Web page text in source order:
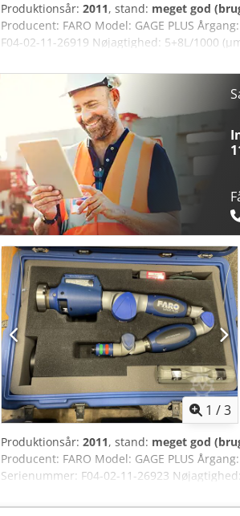
Produktionsår: 2011, stand: meget god
Producent: FARO Model: GAGE PLUS
F04-02-11-26919 Nøjagtighed: 5+8L/1000
ønske. Pris: Efter aftale! Opstilling og
Bemærk: Vores tilbud henvender sig
de tekniske data, angivelser og priser
1 /3
Produktionsår: 2011, stand: meget god
Producent: FARO Model: GAGE PLUS
Serienummer: F04-02-11-26923
opgraderes med nyt tilbehør. Pris: efter
et detaljeret tilbud til dig! Bemærk: Vores